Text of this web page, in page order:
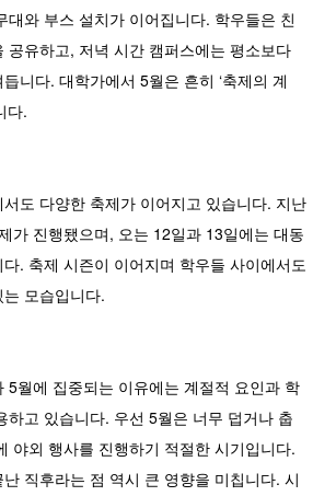
대와 부스 설치가 이어집니다. 학우들은 친
공유하고, 저녁 시간 캠퍼스에는 평소보다
니다. 대학가에서 5월은 흔히 ‘축제의 계
다.
도 다양한 축제가 이어지고 있습니다. 지난
가 진행됐으며, 오는 12일과 13일에는 대동
. 축제 시즌이 이어지며 학우들 사이에서도
모습입니다.
5월에 집중되는 이유에는 계절적 요인과 학
하고 있습니다. 우선 5월은 너무 덥거나 춥
야외 행사를 진행하기 적절한 시기입니다.
직후라는 점 역시 큰 영향을 미칩니다. 시